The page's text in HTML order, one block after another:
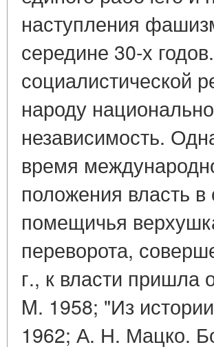
наступления
середине 30-х
социалистической
народу
независимость.
время
положения власть в
помещичья
переворота,
г., к власти
M. 1958; "Из
1962; А. Н. Мацко.